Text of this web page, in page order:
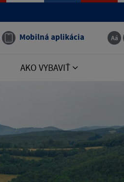
Mobilná aplikácia
AKO VYBAVIŤ